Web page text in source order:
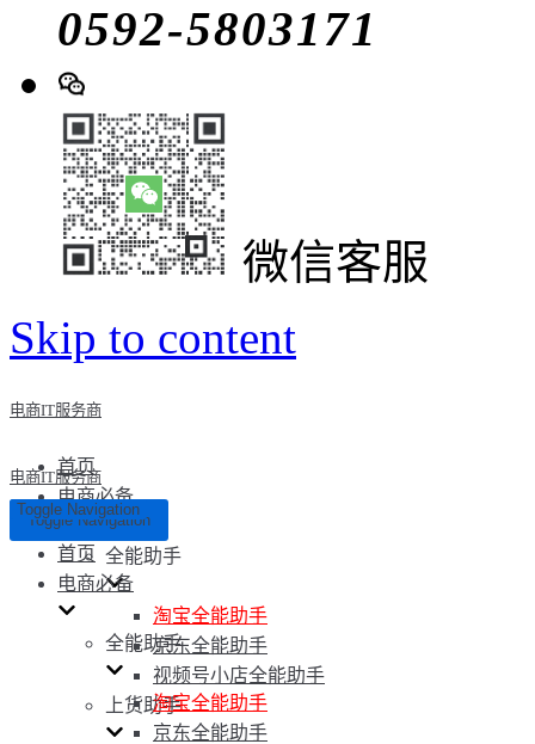
0592-5803171
微信客服
Skip to content
电商IT服务商
首页
电商必备
全能助手
淘宝全能助手
京东全能助手
视频号小店全能助手
上货助手
电商IT服务商
Toggle Navigation
Toggle Navigation
首页
电商必备
全能助手
淘宝全能助手
京东全能助手